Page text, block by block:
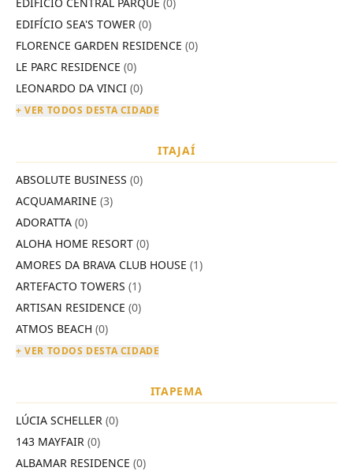
EDIFÍCIO SEA'S TOWER (0)
FLORENCE GARDEN RESIDENCE (0)
LE PARC RESIDENCE (0)
LEONARDO DA VINCI (0)
+ VER TODOS DESTA CIDADE
ITAJAÍ
ABSOLUTE BUSINESS (0)
ACQUAMARINE (3)
ADORATTA (0)
ALOHA HOME RESORT (0)
AMORES DA BRAVA CLUB HOUSE (1)
ARTEFACTO TOWERS (1)
ARTISAN RESIDENCE (0)
ATMOS BEACH (0)
+ VER TODOS DESTA CIDADE
ITAPEMA
LÚCIA SCHELLER (0)
143 MAYFAIR (0)
ALBAMAR RESIDENCE (0)